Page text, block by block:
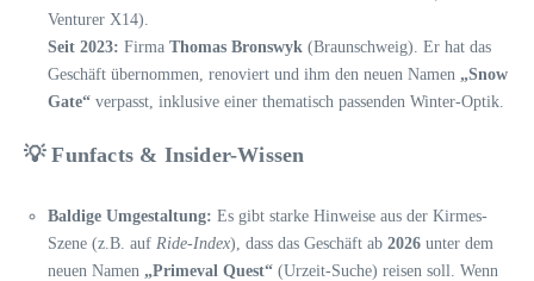
Venturer X14).
Seit 2023: Firma Thomas Bronswyk (Braunschweig). Er hat das
Geschäft übernommen, renoviert und ihm den neuen Namen „Snow
Gate“ verpasst, inklusive einer thematisch passenden Winter-Optik.
💡 Funfacts & Insider-Wissen
Baldige Umgestaltung: Es gibt starke Hinweise aus der Kirmes-
Szene (z.B. auf Ride-Index), dass das Geschäft ab 2026 unter dem
neuen Namen „Primeval Quest“ (Urzeit-Suche) reisen soll. Wenn